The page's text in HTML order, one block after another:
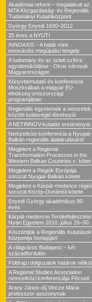
Akadémiai reform – megalakult az
MTA Közgazdaság- és Regionális
Tudományi Kutatóközpont
György Enyedi 1930–2012
25 éves a NYUTI
INNOAXIS – A határ mint
innovációs megújulási tengely
A tudomány és az üzleti szféra
együttműködése - Okos városok
Magyarországon
Könyvbemutató és konferencia
Moszkvában a magyar EU-
elnökség oroszországi
programjában
Regionális egyetemek a nemzetek
közötti tudásrégió létrehozói
A NETINNOV-kutatás eredményei
Nemzetközi konferencia a Nyugat-
Balkán regionális átalakulásáról
Megjelent a Regional
Transformation Processes in the
Western Balkan Countries c. kötet
Megjelent a Régiók Európája
sorozat Nyugat-Balkán kötete
Megjelent a Kárpát-medence régiói
sorozat Közép-Dunántúl kötete
Enyedi György akadémikus 80
éves
Kárpát-medencei Területfejlesztési
Nyári Egyetem 2010. július 26–30.
Köszöntjük a Regionális Kutatások
Központja honlapján!
A világváros Budapest – két
századfordulón
Földrajzi dolgozatok határok nélkül
A Regional Studies Association
nemzetközi konferenciája Pécsett
Arany János-díj Vincze Mária
professzor asszonynak